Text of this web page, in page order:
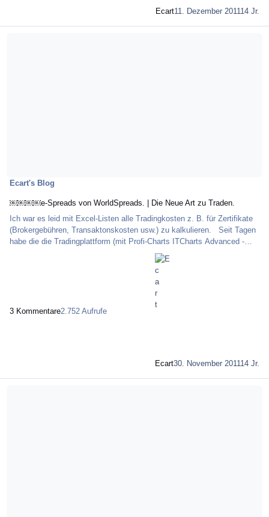
Ecart11. Dezember 201114 Jr.
Ecart's Blog
￼￼￼￼e-Spreads von WorldSpreads. | Die Neue Art zu Traden.
Ich war es leid mit Excel-Listen alle Tradingkosten z. B. für Zertifikate
(Brokergebühren, Transaktonskosten usw.) zu kalkulieren. Seit Tagen
habe die die Tradingplattform (mit Profi-Charts ITCharts Advanced -
WorldSpreads. ( irische Finanzbroker || WorldSpreads ist am Alternative
Investment Market AIM in London gelistet und wird im Vereinigten
Königreich von der Finanzaufsichtsbehörde FSA kontrolliert. Die
3 Kommentare2.752 Aufrufe
Ecart30. November 201114 Jr.